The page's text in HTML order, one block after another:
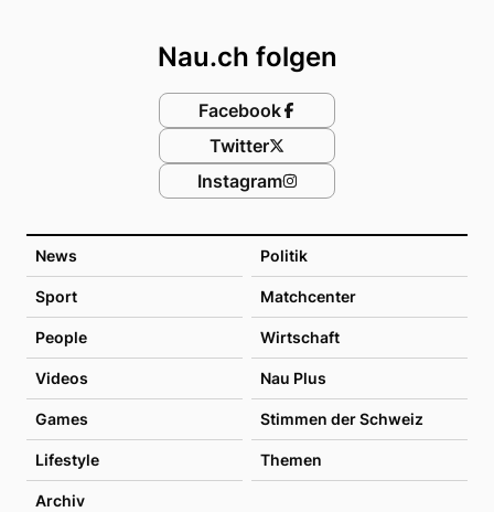
News Politik
Sport Matchcenter
People Wirtschaft
Videos Nau Plus
Games Stimmen der Schweiz
Lifestyle Themen
Archiv
Nau.ch folgen
Facebook
Twitter
Instagram